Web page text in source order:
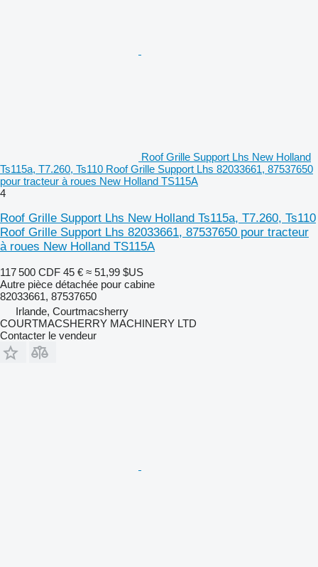
Roof Grille Support Lhs New Holland
Ts115a, T7.260, Ts110 Roof Grille Support Lhs 82033661, 87537650
pour tracteur à roues New Holland TS115A
4
Roof Grille Support Lhs New Holland Ts115a, T7.260, Ts110
Roof Grille Support Lhs 82033661, 87537650 pour tracteur
à roues New Holland TS115A
117 500 CDF 45 € ≈ 51,99 $US
Autre pièce détachée pour cabine
82033661, 87537650
Irlande, Courtmacsherry
COURTMACSHERRY MACHINERY LTD
Contacter le vendeur